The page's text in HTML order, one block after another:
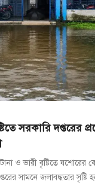
সরকারি দপ্তরের
ও ভারী বৃষ্টিতে
সামনে জলাবদ্ধতার সৃষ্টি